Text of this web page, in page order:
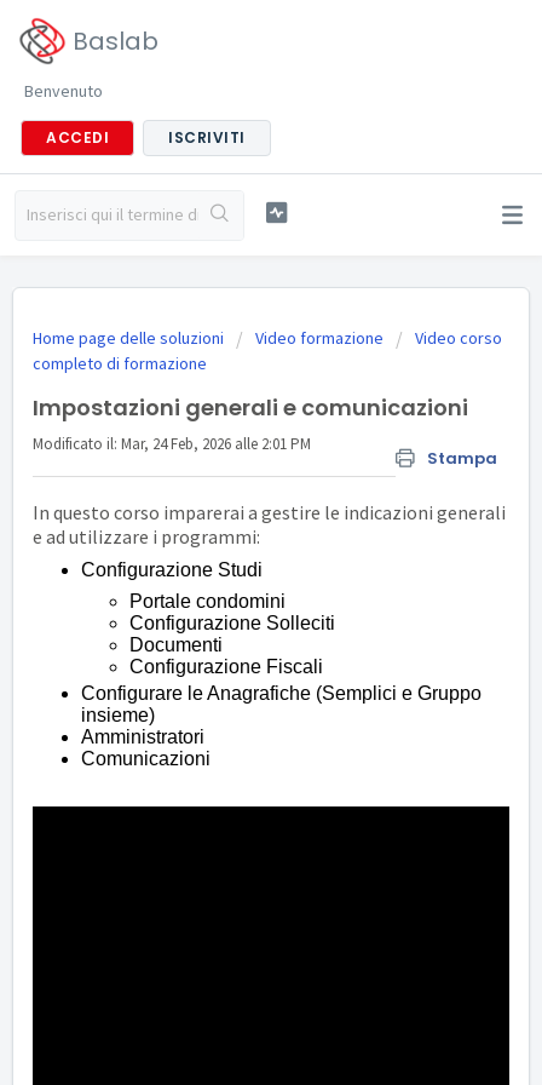
Baslab
Benvenuto
ACCEDI ISCRIVITI
Home page delle soluzioni Video formazione
Video corso
completo di formazione
Impostazioni generali e comunicazioni
Stampa
Modificato il: Mar, 24 Feb, 2026 alle 2:01 PM
In questo corso imparerai a gestire le indicazioni generali
e ad utilizzare i programmi:
Configurazione Studi
Portale condomini
Configurazione Solleciti
Documenti
Configurazione Fiscali
Configurare le Anagrafiche (Semplici e Gruppo
insieme)
Amministratori
Comunicazioni